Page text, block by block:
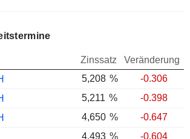
Zinssatz
Veränderung
5,208 %
-0.306
5,211 %
-0.398
4,650 %
-0.647
4,493 % -0.604